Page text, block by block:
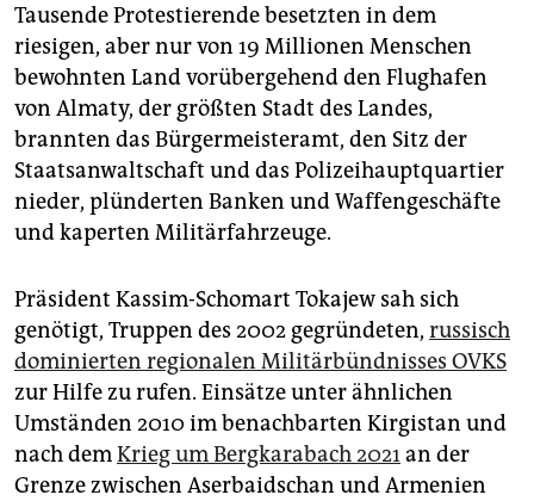
Tausende Protestierende besetzten in dem
riesigen, aber nur von 19 Millionen Menschen
bewohnten Land vorübergehend den Flughafen
von Almaty, der größten Stadt des Landes,
brannten das Bürgermeisteramt, den Sitz der
Staatsanwaltschaft und das Polizeihauptquartier
nieder, plünderten Banken und Waffengeschäfte
und kaperten Militärfahrzeuge.
Präsident Kassim-Schomart Tokajew sah sich
genötigt, Truppen des 2002 gegründeten, russisch
dominierten regionalen Militärbündnisses OVKS
zur Hilfe zu rufen. Einsätze unter ähnlichen
Umständen 2010 im benachbarten Kirgistan und
nach demKrieg um Bergkarabach 2021an der
Grenze zwischen Aserbaidschan und Armenien